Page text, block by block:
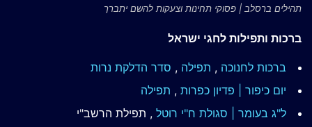
תהילים ברסלב | פסוקי תחינות וצעקות להשם יתברך
ברכות ותפילות לחגי ישראל
ברכות לחנוכה , תפילה , סדר הדלקת נרות
יום כיפור | פדיון כפרות , תפילה
ל"ג בעומר | סגולת ח"י רוטל , תפילת הרשב"י